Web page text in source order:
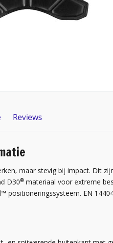
Reviews
maar stevig bij impact. Dit
D30® materiaal voor extreme
positioneringssysteem. EN